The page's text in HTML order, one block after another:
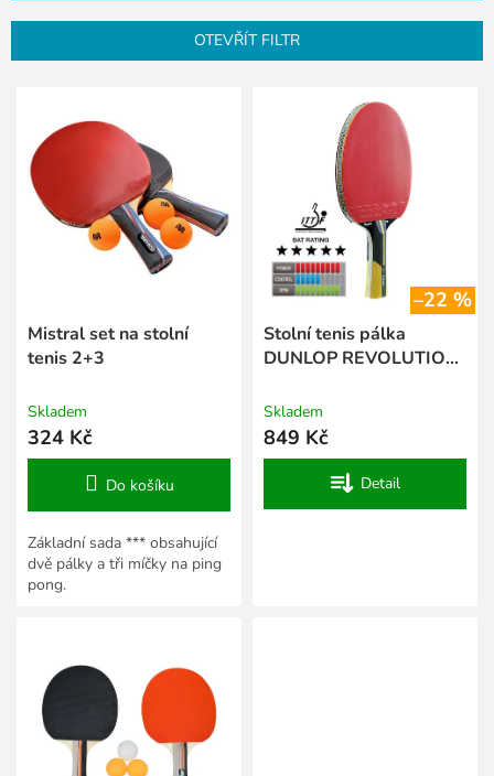
e
n
í
OTEVŘÍT FILTR
Mistral set na stolní
tenis 2+3
Skladem
324 Kč
Do košíku
Základní sada *** obsahující
dvě pálky a tři míčky na ping
pong.
–22 %
Stolní tenis pálka
DUNLOP REVOLUTION
Skladem
849 Kč
Detail